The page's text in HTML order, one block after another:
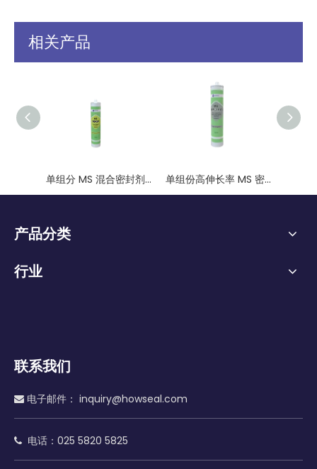
相关产品
单组分 MS 混合密封剂，非挥发性 单组份高伸长率 MS 密封胶混合密封胶
产品分类
行业
联系我们
 电子邮件： inquiry@howseal.com
 电话：025 5820 5825